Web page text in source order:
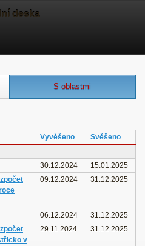
deska
S oblastmi
Vyvěšeno
Svěšeno
30.12.2024
15.01.2025
09.12.2024 31.12.2025
06.12.2024
31.12.2025
v
29.11.2024 31.12.2025